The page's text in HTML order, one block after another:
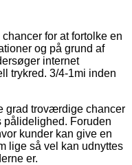
for at fortolke en
og på grund af
internet
trykred. 3/4-1mi inden
grad troværdige chancer
pålidelighed. Foruden
kunder kan give en
lige så vel kan udnyttes
er.